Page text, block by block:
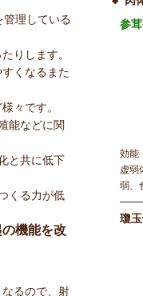
理している
りします。
くなるまた
々です。
能などに関
と共に低下
くる力が低
機能を改
るので、射
参
効能
虚弱
弱、
瓊